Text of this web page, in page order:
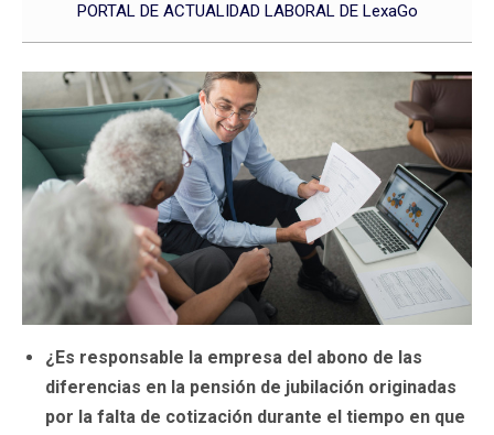
PORTAL DE ACTUALIDAD LABORAL DE LexaGo
¿Es responsable la empresa del abono de las
diferencias en la pensión de jubilación originadas
por la falta de cotización durante el tiempo en que